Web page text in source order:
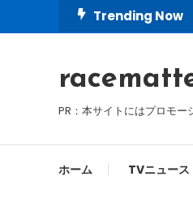
To
Trending Now
PR：本サイトにはプロモー
ホーム TVニュース